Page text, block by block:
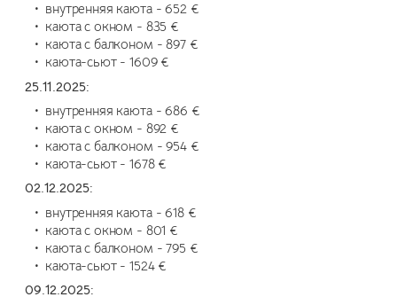
внутренняя каюта - 652 €
каюта с окном - 835 €
каюта с балконом - 897 €
каюта-сьют - 1609 €
25.11.2025:
внутренняя каюта - 686 €
каюта с окном - 892 €
каюта с балконом - 954 €
каюта-сьют - 1678 €
02.12.2025:
внутренняя каюта - 618 €
каюта с окном - 801 €
каюта с балконом - 795 €
каюта-сьют - 1524 €
09.12.2025: